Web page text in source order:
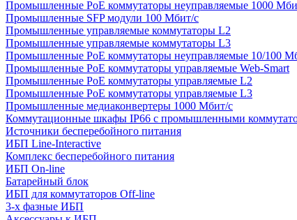
Промышленные PoE коммутаторы неуправляемые 1000
Промышленные SFP модули 100 Мбит/c
Промышленные управляемые коммутаторы L2
Промышленные управляемые коммутаторы L3
Промышленные PoE коммутаторы неуправляемые 10/100
Промышленные PoE коммутаторы управляемые Web-Smart
Промышленные PoE коммутаторы управляемые L2
Промышленные PoE коммутаторы управляемые L3
Промышленные медиаконвертеры 1000 Мбит/с
Коммутационные шкафы IP66 c промышленными
Источники бесперебойного питания
ИБП Line-Interactive
Комплекс бесперебойного питания
ИБП On-line
Батарейный блок
ИБП для коммутаторов Off-line
3-х фазные ИБП